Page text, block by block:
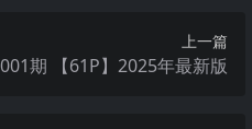
上一篇
娇七 001期 【61P】2025年最新版